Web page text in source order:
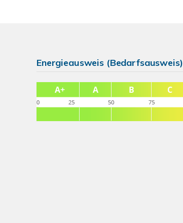
Energieausweis (Bedarfsausweis)